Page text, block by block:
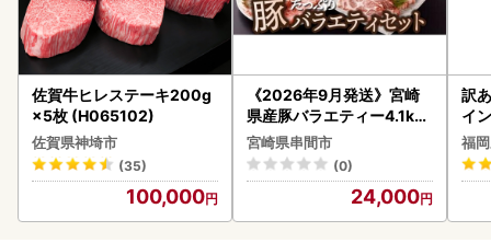
佐賀牛ヒレステーキ200g
×5枚 (H065102)
佐賀県神埼市
(35)
100,000
《2026年9月発送》宮崎
県産豚バラエティー4.1kg
セット_K033-057-2609
宮崎県串間市
(0)
24,000
訳
イ
福